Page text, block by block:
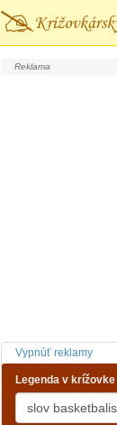
Vypnúť reklamy
Legenda v krížovke